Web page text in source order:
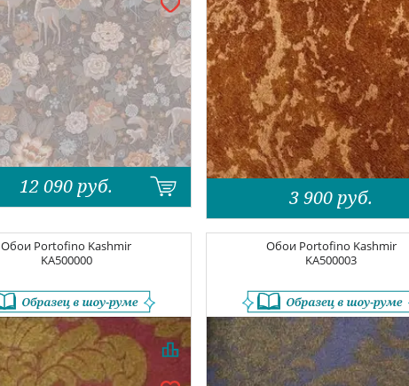
12 090 руб. 3 900 руб.
Обои Portofino Kashmir
KA500000
Обои Portofino Kashmir
KA500003